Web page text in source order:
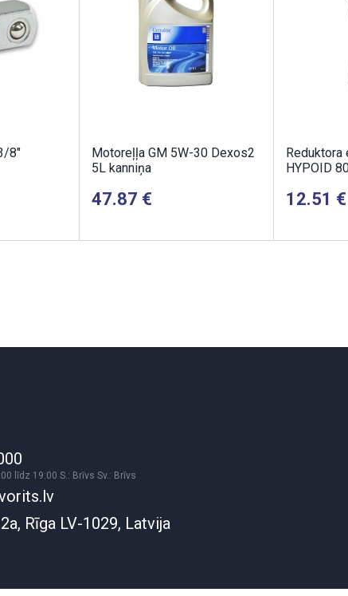
8"
Motoreļļa GM 5W-30 Dexos2
5L kanniņa
47.87
Reduktora
HYPOID
12.51
līdz 19:00 S.: Brīvs Sv.: Brīvs
Rīga LV-1029, Latvija